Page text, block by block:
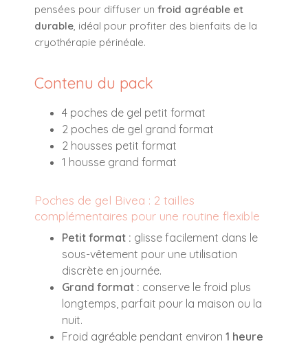
pensées pour diffuser un froid agréable et
durable, idéal pour profiter des bienfaits de la
cryothérapie périnéale.
Contenu du pack
4 poches de gel petit format
2 poches de gel grand format
2 housses petit format
1 housse grand format
Poches de gel Bivea : 2 tailles
complémentaires pour une routine flexible
Petit format : glisse facilement dans le
sous-vêtement pour une utilisation
discrète en journée.
Grand format : conserve le froid plus
longtemps, parfait pour la maison ou la
nuit.
Froid agréable pendant environ 1 heure